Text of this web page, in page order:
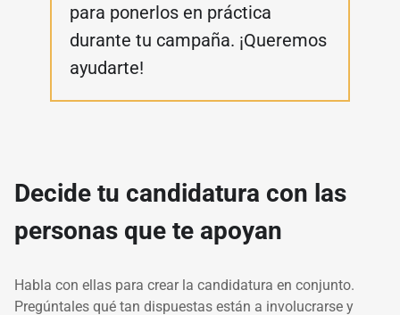
para ponerlos en práctica
durante tu campaña. ¡Queremos
ayudarte!
Decide tu candidatura con las
personas que te apoyan
Habla con ellas para crear la candidatura en conjunto.
Pregúntales qué tan dispuestas están a involucrarse y